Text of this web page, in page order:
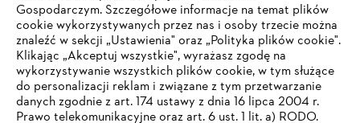
Firma
STIHL FAQ
Gospodarczym. Szczegółowe informacje na temat plików
cookie wykorzystywanych przez nas i osoby trzecie można
znaleźć w sekcji „Ustawienia" oraz „Polityka plików cookie".
Klikając „Akceptuj wszystkie", wyrażasz zgodę na
wykorzystywanie wszystkich plików cookie, w tym służące
do personalizacji reklam i związane z tym przetwarzanie
danych zgodnie z art. 174 ustawy z dnia 16 lipca 2004 r.
Prawo telekomunikacyjne oraz art. 6 ust. 1 lit. a) RODO.